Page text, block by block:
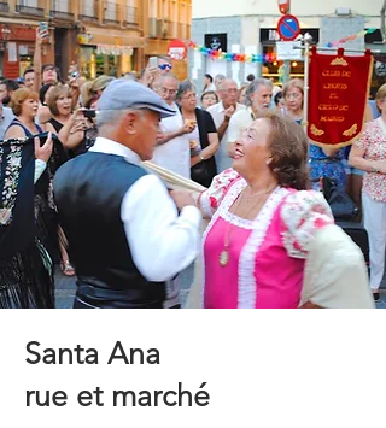
Santa Ana
rue et marché